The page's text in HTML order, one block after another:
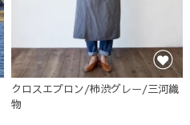
クロスエプロン/柿渋グレー/三河織
物